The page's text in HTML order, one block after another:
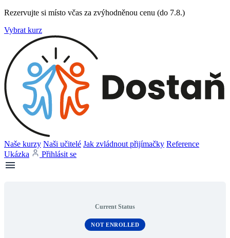
Rezervujte si místo včas za zvýhodněnou cenu (do 7.8.)
Vybrat kurz
Naše kurzy Naši učitelé Jak zvládnout přijímačky Reference
Ukázka
Přihlásit se
Current Status
NOT ENROLLED